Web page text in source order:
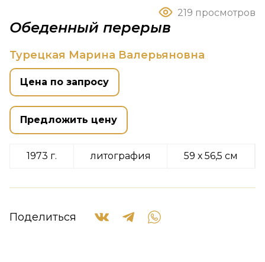
219 просмотров
Обеденный перерыв
Турецкая Марина Валерьяновна
Цена по запросу
Предложить цену
1973 г. литография 59 х 56,5 см
Поделиться